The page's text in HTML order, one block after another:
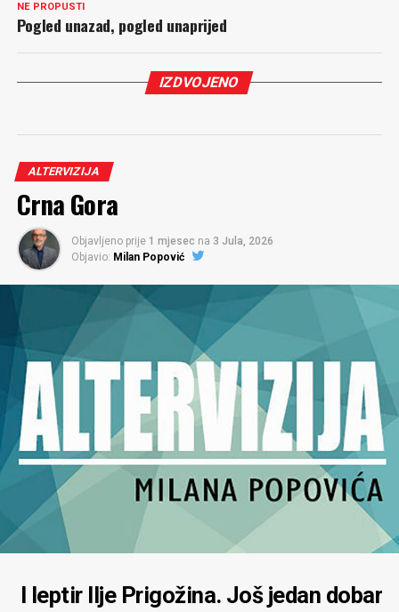
NE PROPUSTI
Pogled unazad, pogled unaprijed
IZDVOJENO
ALTERVIZIJA
Crna Gora
Objavljeno prije 1 mjesec na 3 Jula, 2026
Objavio: Milan Popović
I leptir Ilje Prigožina. Još jedan dobar